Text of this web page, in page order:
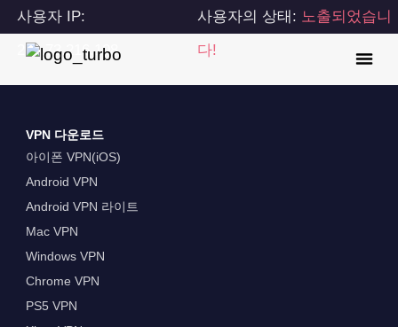
사용자 IP:
216.73.216.108
사용자의 상태: 노출되었습니
다!
VPN 다운로드
아이폰 VPN(iOS)
Android VPN
Android VPN 라이트
Mac VPN
Windows VPN
Chrome VPN
PS5 VPN